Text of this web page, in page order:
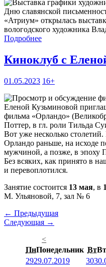
Дню славянской
«Атриум» открылась
вологодского художника
Подробнее
Киноклуб с
01.05.2023 16+
Еленой Кузьминовой
фильма «Орландо»
Поттер, в гл. роли Тильда
Вот уже несколько
Орландо раньше, на исходе
мужчиной, а позже, в эпоху
Без всяких, как принято в
и перевоплотился.
Занятие состоится 13 мая, в
М. Ульяновой, 7, зал № 6
← Предыдущая
Следующая →
<
ПнПонедельник Вт
2929.07.2019 30